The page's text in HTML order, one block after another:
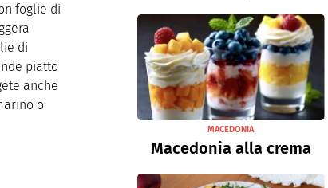
foglie di
di
piatto
anche
o
MACEDONIA
Macedonia alla crema